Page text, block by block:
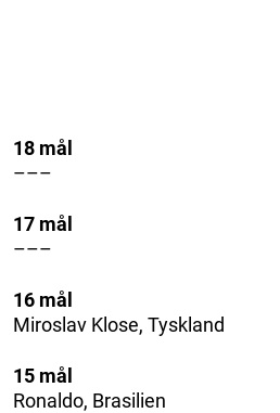
18 mål
–––
17 mål
–––
16 mål
Miroslav Klose, Tyskland
15 mål
Ronaldo, Brasilien